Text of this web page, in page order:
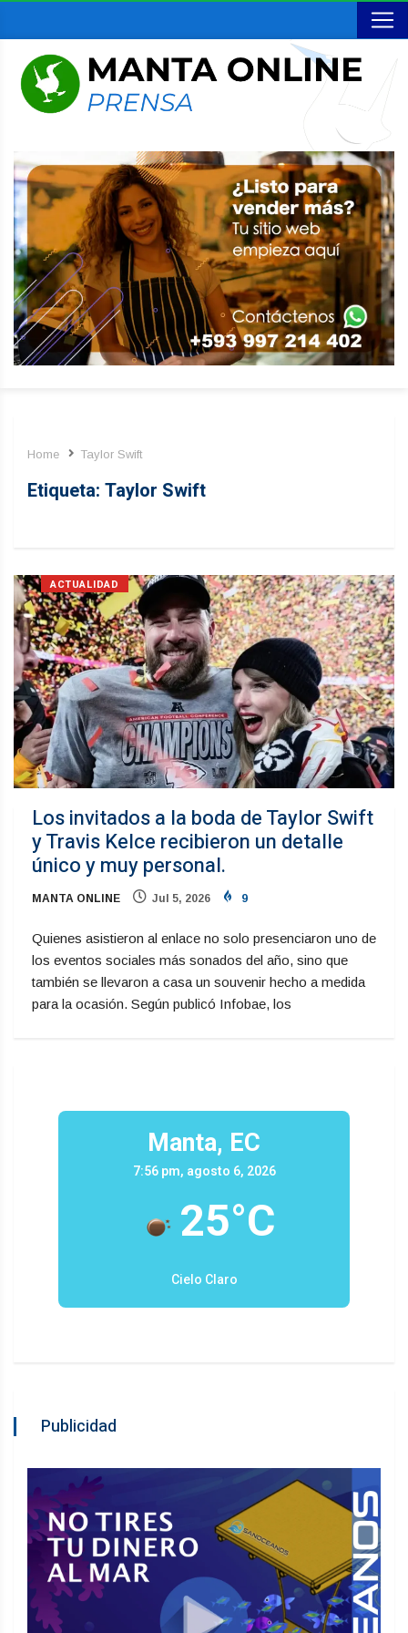
Home Taylor Swift
Etiqueta: Taylor Swift
ACTUALIDAD
Los invitados a la boda de Taylor Swift
y Travis Kelce recibieron un detalle
único y muy personal.
MANTA ONLINE Jul 5, 2026 9
Quienes asistieron al enlace no solo presenciaron uno de
los eventos sociales más sonados del año, sino que
también se llevaron a casa un souvenir hecho a medida
para la ocasión. Según publicó Infobae, los
Manta, EC
7:56 pm, agosto 6, 2026
25°C
Cielo Claro
Publicidad